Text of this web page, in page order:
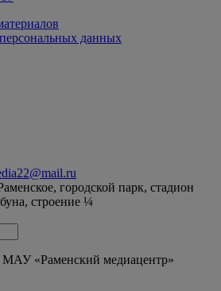
данных
городской парк, стадион
строение ¼
«Раменский медиацентр»